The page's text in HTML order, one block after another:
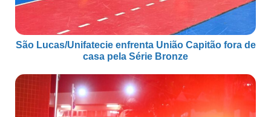
São Lucas/Unifatecie enfrenta União Capitão fora de
casa pela Série Bronze